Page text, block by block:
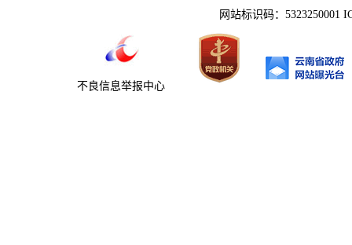
网站标识码：5323250001
不良信息举报中心